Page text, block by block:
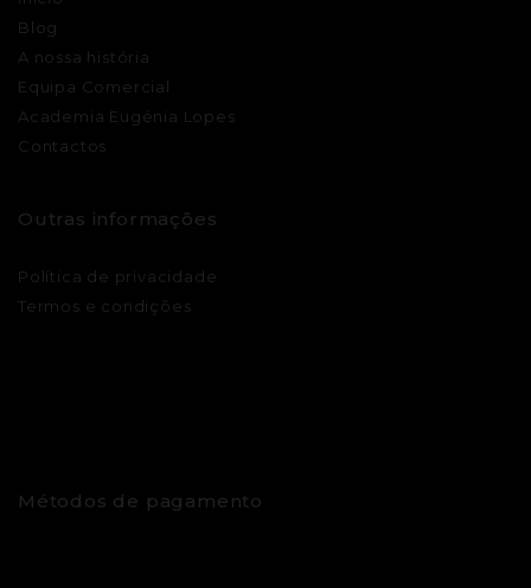
Blog
A nossa história
Equipa Comercial
Academia Eugénia Lopes
Contactos
Outras informações
Política de privacidade
Termos e condições
Métodos de pagamento